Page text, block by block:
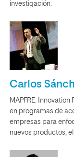
investigación.
Carlos
MAPFRE.
en programas de
empresas para
nuevos productos,